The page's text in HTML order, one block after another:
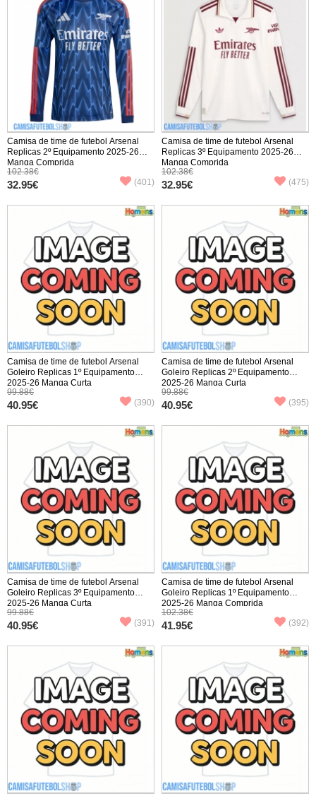
Camisa de time de futebol Arsenal
Replicas 2º Equipamento 2025-26
Manga Comprida
102.38€
32.95€ (401)
Camisa de time de futebol Arsenal
Replicas 3º Equipamento 2025-26
Manga Comprida
102.38€
32.95€ (475)
Camisa de time de futebol Arsenal
Goleiro Replicas 1º Equipamento
2025-26 Manga Curta
99.88€
40.95€ (390)
Camisa de time de futebol Arsenal
Goleiro Replicas 2º Equipamento
2025-26 Manga Curta
99.88€
40.95€ (395)
Camisa de time de futebol Arsenal
Goleiro Replicas 3º Equipamento
2025-26 Manga Curta
99.88€
40.95€ (391)
Camisa de time de futebol Arsenal
Goleiro Replicas 1º Equipamento
2025-26 Manga Comprida
102.38€
41.95€ (392)